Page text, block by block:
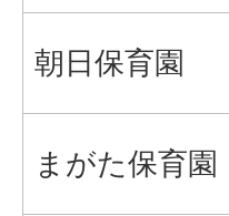
朝日保育園
まがた保育園